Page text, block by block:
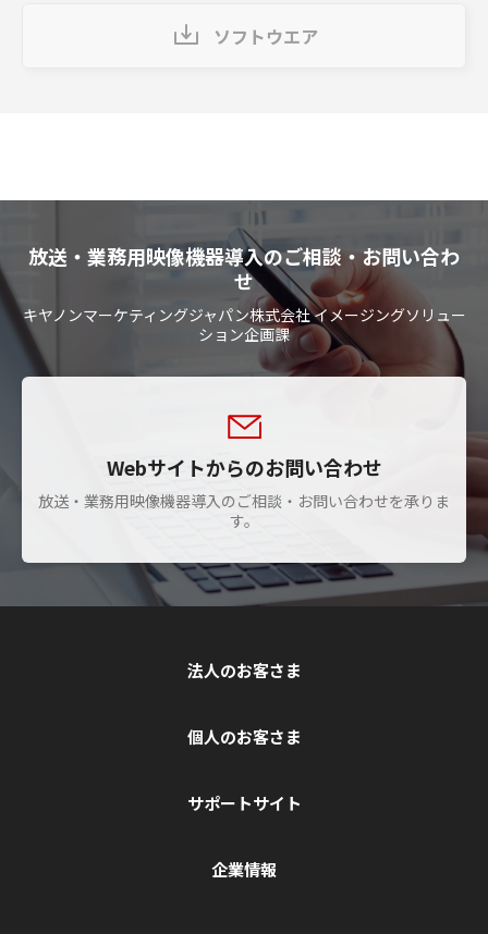
ソフトウエア
放送・業務用映像機器導入のご相談・お問い合わ
せ
キヤノンマーケティングジャパン株式会社 イメージングソリュー
ション企画課
Webサイトからのお問い合わせ
放送・業務用映像機器導入のご相談・お問い合わせを承りま
す。
法人のお客さま
個人のお客さま
サポートサイト
企業情報